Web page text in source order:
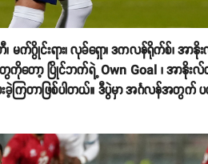
မက်ဂွိုင်းရား၊ လုခ်ရှော၊ ဒကလန်ရိုက်စ်၊ အာ
ေကို‌တော့ ပြိုင်ဘက်ရဲ့ Own Goal ၊ အ
ြတာဖြစ်ပါတယ်။ ဒီပွဲမှာ အင်္ဂလန်အတွက်